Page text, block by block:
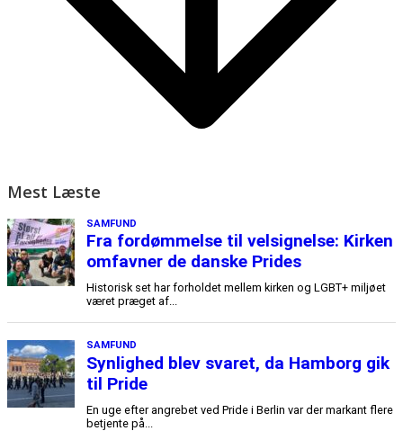
Mest Læste
SAMFUND
Fra fordømmelse til velsignelse: Kirken
omfavner de danske Prides
Historisk set har forholdet mellem kirken og LGBT+ miljøet
været præget af...
SAMFUND
Synlighed blev svaret, da Hamborg gik
til Pride
En uge efter angrebet ved Pride i Berlin var der markant flere
betjente på...